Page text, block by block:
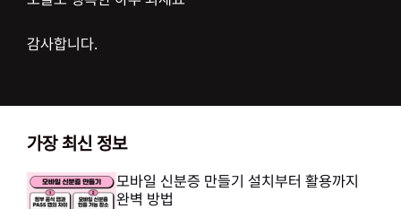
감사합니다.
가장 최신 정보
모바일 신분증 만들기 설치부터 활용까지
완벽 방법